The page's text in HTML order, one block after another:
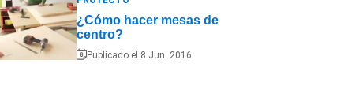
¿Cómo hacer mesas de
centro?
Publicado el 8 Jun. 2016